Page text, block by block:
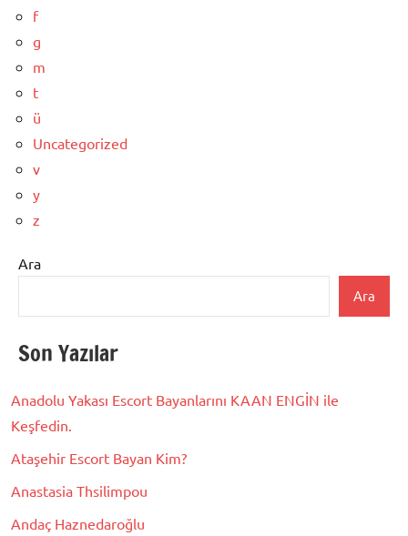
f
g
m
t
ü
Uncategorized
v
y
z
Ara
Ara
Son Yazılar
Anadolu Yakası Escort Bayanlarını KAAN ENGİN ile
Keşfedin.
Ataşehir Escort Bayan Kim?
Anastasia Thsilimpou
Andaç Haznedaroğlu